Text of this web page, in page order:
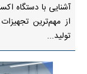
آشنایی با دستگاه
از مهم‌ترین
تولید...